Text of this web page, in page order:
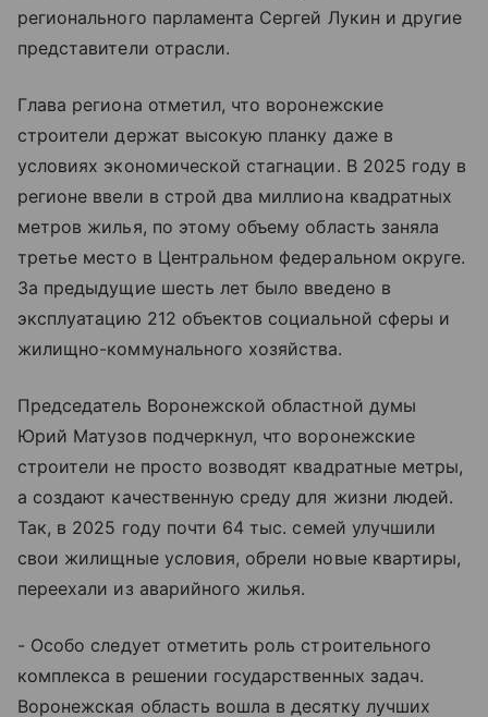
регионального парламента Сергей Лукин и другие
представители отрасли.
Глава региона отметил, что воронежские
строители держат высокую планку даже в
условиях экономической стагнации. В 2025 году в
регионе ввели в строй два миллиона квадратных
метров жилья, по этому объему область заняла
третье место в Центральном федеральном округе.
За предыдущие шесть лет было введено в
эксплуатацию 212 объектов социальной сферы и
жилищно-коммунального хозяйства.
Председатель Воронежской областной думы
Юрий Матузов подчеркнул, что воронежские
строители не просто возводят квадратные метры,
а создают качественную среду для жизни людей.
Так, в 2025 году почти 64 тыс. семей улучшили
свои жилищные условия, обрели новые квартиры,
переехали из аварийного жилья.
- Особо следует отметить роль строительного
комплекса в решении государственных задач.
Воронежская область вошла в десятку лучших